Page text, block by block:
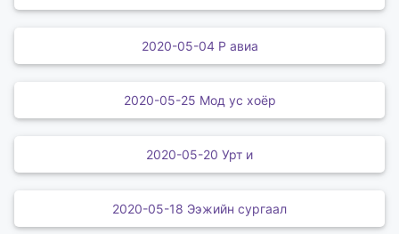
2020-05-04 Р авиа
2020-05-25 Мод ус хоёр
2020-05-20 Урт и
2020-05-18 Ээжийн сургаал